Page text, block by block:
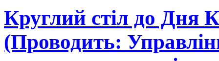
Круглий стіл до Дня
(Проводить: